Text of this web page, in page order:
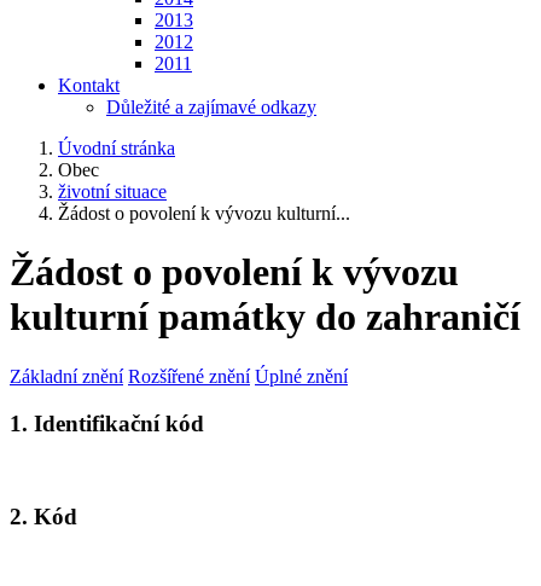
2013
2012
2011
Kontakt
Důležité a zajímavé odkazy
Úvodní stránka
Obec
životní situace
Žádost o povolení k vývozu kulturní...
Žádost o povolení k vývozu
kulturní památky do zahraničí
Základní znění Rozšířené znění Úplné znění
1. Identifikační kód
2. Kód